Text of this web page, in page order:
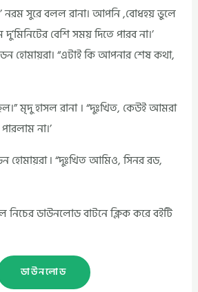
নরম সুরে বলল রানা। আপনি ,বোধহয় ভুলে
বেশি সময় দিতে পারব না।’
হোমায়রা। “এটাই কি আপনার শেষ কথা,
মৃদু হাসল রানা । “দুঃখিত, কেউই আমরা
না।’
হোমায়রা ৷ “দুঃখিত আমিও, সিনর রড,
নিচের ডাউনলোড বাটনে ক্লিক করে বইটি
ডাউনলোড